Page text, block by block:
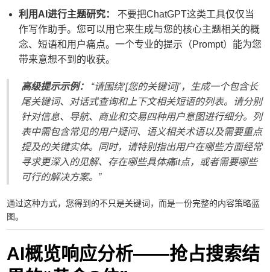
利用AI进行主题研究：
不要把ChatGPT这类工具仅仅当
作写作助手。您可以用它来生成与您的核心主题相关的概
念、短语和用户痛点。一个专业的提示（Prompt）能为您
带来意想不到的收获。
高级提示示例：
“请围绕‘[您的关键词]’，生成一个包含长
尾关键词、对话式查询和上下文相关短语的列表。请分别
针对信息、导航、商业和交易四种用户意图进行细分。列
表中需包含常见的用户疑问、语义相关术语以及需要重点
提及的关键实体。同时，请特别指出用户在哪些方面经常
寻求更深入的见解、存在哪些具体痛it点，或者需要哪些
可行的解决方案。”
通过这种方式，您得到的不只是关键词，而是一份完整的内容策略蓝
图。
AI概览响应分析——抢占搜索结